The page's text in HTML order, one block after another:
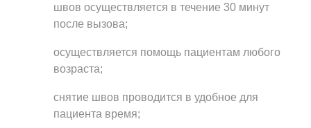
швов осуществляется в течение 30 минут
после вызова;
осуществляется помощь пациентам любого
возраста;
снятие швов проводится в удобное для
пациента время;